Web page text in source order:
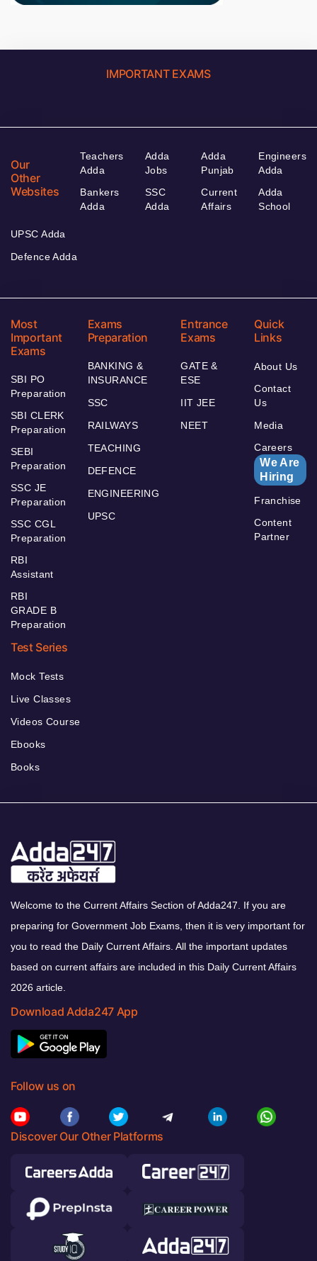
IMPORTANT EXAMS
Our
Other
Websites
Teachers
Adda
Bankers
Adda
Adda
Jobs
SSC
Adda
Adda
Punjab
Current
Affairs
Engineers
Adda
Adda
School
UPSC Adda
Defence Adda
Most
Important
Exams
SBI PO
Preparation
SBI CLERK
Preparation
SEBI
Preparation
SSC JE
Preparation
SSC CGL
Preparation
RBI
Assistant
RBI
GRADE B
Preparation
Exams
Preparation
BANKING &
INSURANCE
SSC
RAILWAYS
TEACHING
DEFENCE
ENGINEERING
UPSC
Entrance
Exams
GATE &
ESE
IIT JEE
NEET
Quick
Links
About Us
Contact
Us
Media
Careers
We Are
Hiring
Franchise
Content
Partner
Test Series
Mock Tests
Live Classes
Videos Course
Ebooks
Books
Welcome to the Current Affairs Section of Adda247. If you are
preparing for Government Job Exams, then it is very important for
you to read the Daily Current Affairs. All the important updates
based on current affairs are included in this Daily Current Affairs
2026 article.
Download Adda247 App
Follow us on
Discover Our Other Platforms